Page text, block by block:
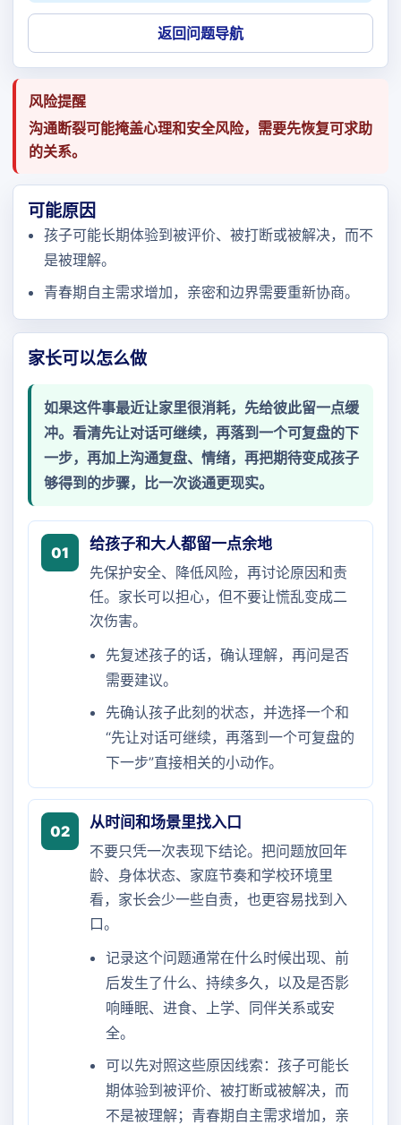
返回问题导航
风险提醒
沟通断裂可能掩盖心理和安全风险，需要先恢复可求助
的关系。
可能原因
孩子可能长期体验到被评价、被打断或被解决，而不
是被理解。
青春期自主需求增加，亲密和边界需要重新协商。
家长可以怎么做
如果这件事最近让家里很消耗，先给彼此留一点缓
冲。看清先让对话可继续，再落到一个可复盘的下
一步，再加上沟通复盘、情绪，再把期待变成孩子
够得到的步骤，比一次谈通更现实。
01
给孩子和大人都留一点余地
先保护安全、降低风险，再讨论原因和责
任。家长可以担心，但不要让慌乱变成二
次伤害。
先复述孩子的话，确认理解，再问是否
需要建议。
先确认孩子此刻的状态，并选择一个和
“先让对话可继续，再落到一个可复盘的
下一步”直接相关的小动作。
02
从时间和场景里找入口
不要只凭一次表现下结论。把问题放回年
龄、身体状态、家庭节奏和学校环境里
看，家长会少一些自责，也更容易找到入
口。
记录这个问题通常在什么时候出现、前
后发生了什么、持续多久，以及是否影
响睡眠、进食、上学、同伴关系或安
全。
可以先对照这些原因线索：孩子可能长
期体验到被评价、被打断或被解决，而
不是被理解；青春期自主需求增加，亲